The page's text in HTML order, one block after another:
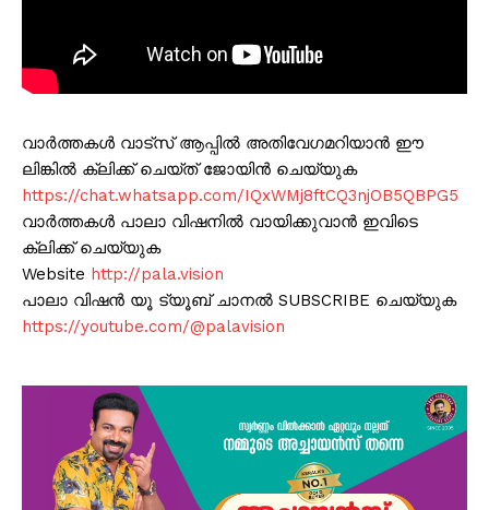
വാർത്തകൾ വാട്സ് ആപ്പിൽ അതിവേഗമറിയാൻ ഈ
ലിങ്കിൽ ക്ലിക്ക് ചെയ്ത് ജോയിൻ ചെയ്യുക
https://chat.whatsapp.com/IQxWMj8ftCQ3njOB5QBPG5
വാർത്തകൾ പാലാ വിഷനിൽ വായിക്കുവാൻ ഇവിടെ
ക്ലിക്ക് ചെയ്യുക
Website http://pala.vision
പാലാ വിഷൻ യൂ ട്യൂബ് ചാനൽ SUBSCRIBE ചെയ്യുക
https://youtube.com/@palavision